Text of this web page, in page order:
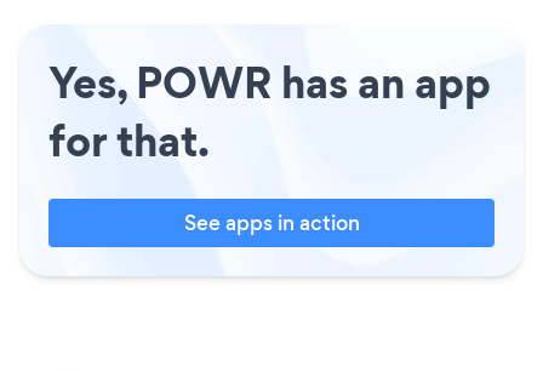
Yes, POWR has an app
for that.
See apps in action